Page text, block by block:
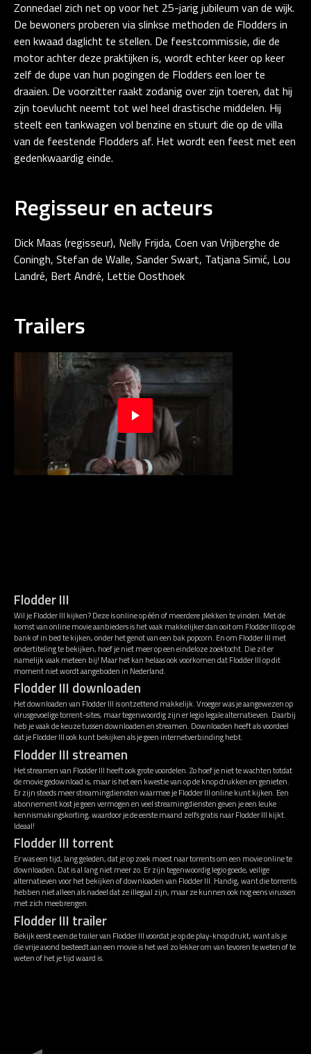
Zonnedael zich net op voor het 25-jarig jubileum van de wijk.
De bewoners proberen via slinkse methoden de Flodders in
een kwaad daglicht te stellen. De feestcommissie, die de
motor achter deze praktijken is, wordt echter keer op keer
zelf de dupe van hun pogingen de Flodders een loer te
draaien. De voorzitter raakt zodanig over zijn toeren, dat hij
zijn toevlucht neemt tot wel heel drastische middelen. Hij
steelt een tankwagen vol benzine en stuurt die op de villa
van de feestende Flodders af. Het wordt een feest met een
gedenkwaardig einde.
Regisseur en acteurs
Dick Maas (regisseur), Nelly Frijda, Coen van Vrijberghe de
Coningh, Stefan de Walle, Sander Swart, Tatjana Simić, Lou
Landré, Bert André, Lettie Oosthoek
Trailers
Flodder III
Wil je Flodder III kijken? Deze is online op één of meerdere plekken te vinden. Met de
komst van online movie aanbieders is het vaak makkelijker dan ooit om Flodder III op de
bank of in bed te kijken, onder het genot van een bak popcorn. En om Flodder III met
ondertiteling te bekijken, hoef je niet meer op een eindeloze zoektocht. Die zit er
namelijk vaak meteen bij! Maar het kan helaas ook voorkomen dat Flodder III op dit
moment niet wordt aangeboden in Nederland.
Flodder III downloaden
Het downloaden van Flodder III is ontzettend makkelijk. Vroeger was je aangewezen op
virusgevoelige torrent-sites, maar tegenwoordig zijn er legio legale alternatieven. Daarbij
heb je vaak de keuze tussen downloaden en streamen. Downloaden heeft als voordeel
dat je Flodder III ook kunt bekijken als je geen internetverbinding hebt.
Flodder III streamen
Het streamen van Flodder III heeft ook grote voordelen. Zo hoef je niet te wachten totdat
de movie gedownload is, maar is het een kwestie van op de knop drukken en genieten.
Er zijn steeds meer streamingdiensten waarmee je Flodder III online kunt kijken. Een
abonnement kost je geen vermogen en veel streamingdiensten geven je een leuke
kennismakingskorting, waardoor je de eerste maand zelfs gratis naar Flodder III kijkt.
Ideaal!
Flodder III torrent
Er was een tijd, lang geleden, dat je op zoek moest naar torrents om een movie online te
downloaden. Dat is al lang niet meer zo. Er zijn tegenwoordig legio goede, veilige
alternatieven voor het bekijken of downloaden van Flodder III. Handig, want die torrents
hebben niet alleen als nadeel dat ze illegaal zijn, maar ze kunnen ook nog eens virussen
met zich meebrengen.
Flodder III trailer
Bekijk eerst even de trailer van Flodder III voordat je op de play-knop drukt, want als je
die vrije avond besteedt aan een movie is het wel zo lekker om van tevoren te weten of te
weten of het je tijd waard is.